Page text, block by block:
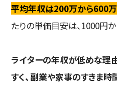
平均年収は200万から600
たりの単価目安は、1000円
ライターの年収が低めな理
すく、副業や家事のすきま